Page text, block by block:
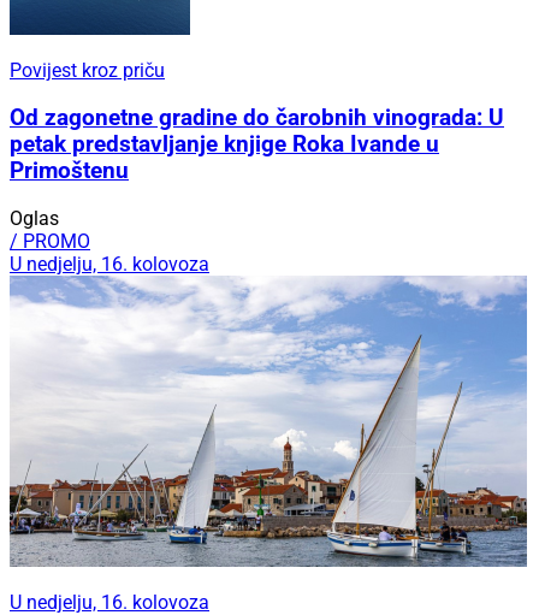
Povijest kroz priču
Od zagonetne gradine do čarobnih vinograda: U
petak predstavljanje knjige Roka Ivande u
Primoštenu
Oglas
/ PROMO
U nedjelju, 16. kolovoza
U nedjelju, 16. kolovoza